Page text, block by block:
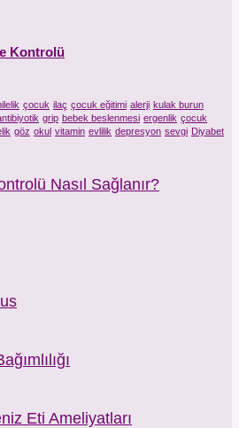
Kontrolü
çocuk ilaç çocuk eğitimi alerji kulak burun
grip bebek beslenmesi ergenlik çocuk
göz okul vitamin evlilik depresyon sevgi Diyabet
Nasıl Sağlanır?
Eti Ameliyatları